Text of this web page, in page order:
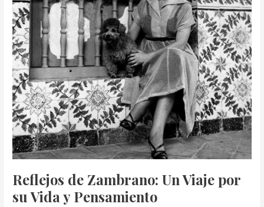
Reflejos de Zambrano: Un Viaje por
su Vida y Pensamiento
su
Vida
y
Pensamiento